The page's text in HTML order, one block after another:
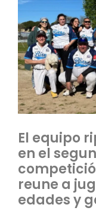
El equipo
en el
reune a
edades y